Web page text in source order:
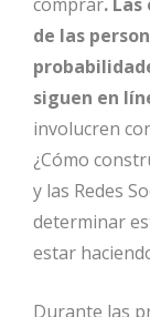
de las
siguen en
involucren
¿Cómo
y las Redes
determinar
estar
Durante las